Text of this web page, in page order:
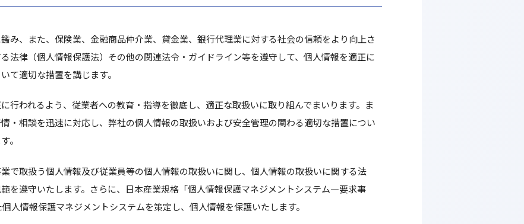
み、また、保険業、金融商品仲介業、貸金業、銀行代理業に対する社会の信頼をより向上さ
法律（個人情報保護法）その他の関連法令・ガイドライン等を遵守して、個人情報を適正に
て適切な措置を講じます。
行われるよう、従業者への教育・指導を徹底し、適正な取扱いに取り組んでまいります。ま
・相談を迅速に対応し、弊社の個人情報の取扱いおよび安全管理の関わる適切な措置につい
。
で取扱う個人情報及び従業員等の個人情報の取扱いに関し、個人情報の取扱いに関する法
を遵守いたします。さらに、日本産業規格「個人情報保護マネジメントシステム―要求事
人情報保護マネジメントシステムを策定し、個人情報を保護いたします。